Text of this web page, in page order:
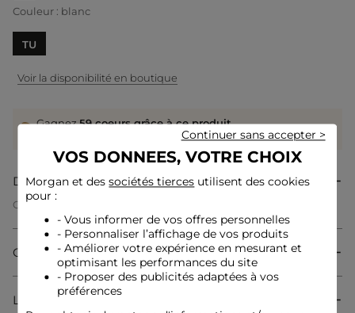
selected
Couleur : blanc
TU
Voir la disponibilité en boutique
Gagnez59 coeurs grâce à ce produit
Connectez-vous ou inscrivez-vous
Description
Ce sac cabas joue la carte du chic décontracté avec ses rayures,
qui insufflent une allure graphique et moderne. Son format
généreux permet de transporter tous vos essentiels en toute
simplicité. La fermeture éclair ajoute une touche d'élégance
tout en garantissant un rangement sécurisé.
Sac cabas
Composition & Entretien
Livraison & Retour
VOS DONNEES, VOTRE CHOIX
Morgan et dessociétés tierces utilisent des cookies
pour :
- Vous informer de vos offres personnelles
- Personnaliser l’affichage de vos produits
- Améliorer votre expérience en mesurant et
optimisant les performances du site
- Proposer des publicités adaptées à vos
préférences
Continuer sans accepter >